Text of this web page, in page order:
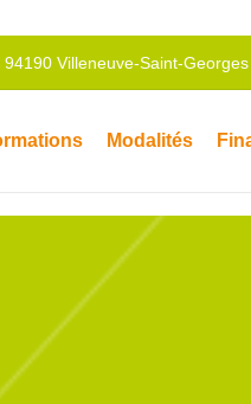
Villeneuve-Saint-Georges
Modalités